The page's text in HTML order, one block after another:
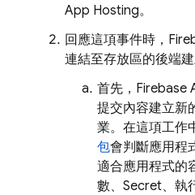
App Hosting。
回應這項事件時，
連結至存放區的後端建
首先， Firebase
提交內容建立新
業。在這項工作
包會判斷應用程
適合應用程式的
數、Secret、執